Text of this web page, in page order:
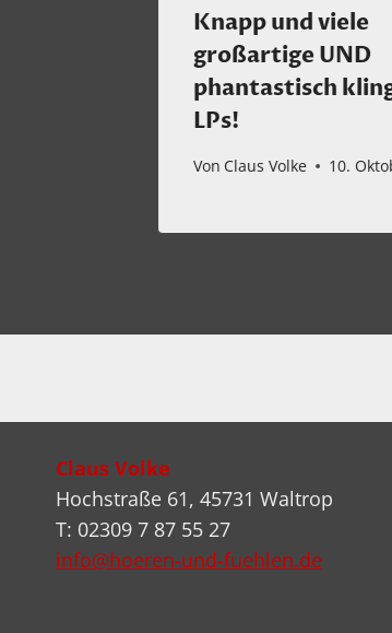
Knapp und viele
großartige UND
phantastisch
LPs!
Von Claus Volke 10.
Claus Volke
Hochstraße 61, 45731 Waltrop
T: 02309 7 87 55 27
info@hoeren-und-fuehlen.de